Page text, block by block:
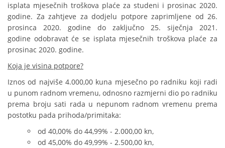
isplata mjesečnih troškova plaće za studeni i prosinac 2020.
godine. Za zahtjeve za dodjelu potpore zaprimljene od 26.
prosinca 2020. godine do zaključno 25. siječnja 2021.
godine odobravat će se isplata mjesečnih troškova plaće za
prosinac 2020. godine.
Koja je visina potpore?
Iznos od najviše 4.000,00 kuna mjesečno po radniku koji radi
u punom radnom vremenu, odnosno razmjerni dio po radniku
prema broju sati rada u nepunom radnom vremenu prema
postotku pada prihoda/primitaka:
od 40,00% do 44,99% - 2.000,00 kn,
od 45,00% do 49,99% - 2.500,00 kn,